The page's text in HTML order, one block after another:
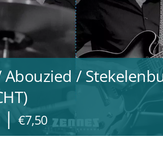
Abouzied /
| €7,50